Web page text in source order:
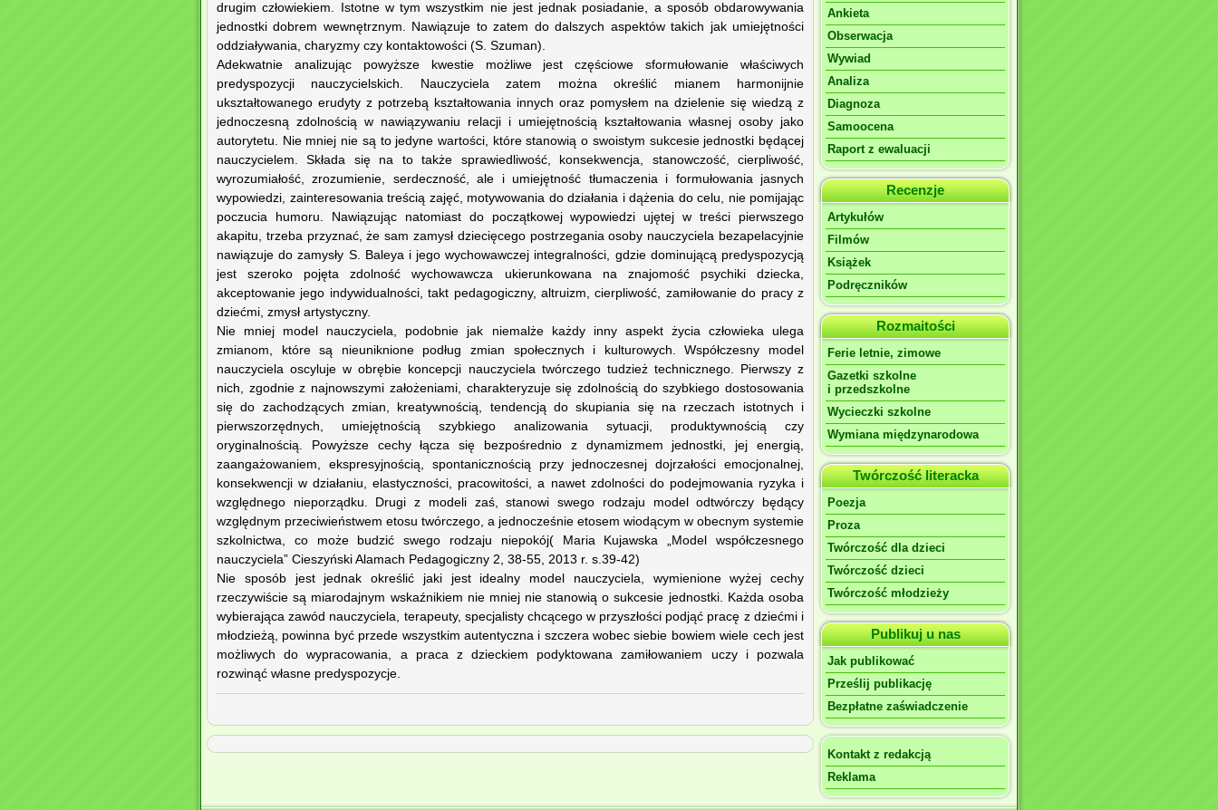
drugim człowiekiem. Istotne w tym wszystkim nie jest jednak posiadanie, a sposób obdarowywania
jednostki dobrem wewnętrznym. Nawiązuje to zatem do dalszych aspektów takich jak umiejętności
oddziaływania, charyzmy czy kontaktowości (S. Szuman).
Adekwatnie analizując powyższe kwestie możliwe jest częściowe sformułowanie właściwych
predyspozycji nauczycielskich. Nauczyciela zatem można określić mianem harmonijnie
ukształtowanego erudyty z potrzebą kształtowania innych oraz pomysłem na dzielenie się wiedzą z
jednoczesną zdolnością w nawiązywaniu relacji i umiejętnością kształtowania własnej osoby jako
autorytetu. Nie mniej nie są to jedyne wartości, które stanowią o swoistym sukcesie jednostki będącej
nauczycielem. Składa się na to także sprawiedliwość, konsekwencja, stanowczość, cierpliwość,
wyrozumiałość, zrozumienie, serdeczność, ale i umiejętność tłumaczenia i formułowania jasnych
wypowiedzi, zainteresowania treścią zajęć, motywowania do działania i dążenia do celu, nie pomijając
poczucia humoru. Nawiązując natomiast do początkowej wypowiedzi ujętej w treści pierwszego
akapitu, trzeba przyznać, że sam zamysł dziecięcego postrzegania osoby nauczyciela bezapelacyjnie
nawiązuje do zamysły S. Baleya i jego wychowawczej integralności, gdzie dominującą predyspozycją
jest szeroko pojęta zdolność wychowawcza ukierunkowana na znajomość psychiki dziecka,
akceptowanie jego indywidualności, takt pedagogiczny, altruizm, cierpliwość, zamiłowanie do pracy z
dziećmi, zmysł artystyczny.
Nie mniej model nauczyciela, podobnie jak niemalże każdy inny aspekt życia człowieka ulega
zmianom, które są nieuniknione podług zmian społecznych i kulturowych. Współczesny model
nauczyciela oscyluje w obrębie koncepcji nauczyciela twórczego tudzież technicznego. Pierwszy z
nich, zgodnie z najnowszymi założeniami, charakteryzuje się zdolnością do szybkiego dostosowania
się do zachodzących zmian, kreatywnością, tendencją do skupiania się na rzeczach istotnych i
pierwszorzędnych, umiejętnością szybkiego analizowania sytuacji, produktywnością czy
oryginalnością. Powyższe cechy łącza się bezpośrednio z dynamizmem jednostki, jej energią,
zaangażowaniem, ekspresyjnością, spontanicznością przy jednoczesnej dojrzałości emocjonalnej,
konsekwencji w działaniu, elastyczności, pracowitości, a nawet zdolności do podejmowania ryzyka i
względnego nieporządku. Drugi z modeli zaś, stanowi swego rodzaju model odtwórczy będący
względnym przeciwieństwem etosu twórczego, a jednocześnie etosem wiodącym w obecnym systemie
szkolnictwa, co może budzić swego rodzaju niepokój( Maria Kujawska „Model współczesnego
nauczyciela” Cieszyński Alamach Pedagogiczny 2, 38-55, 2013 r. s.39-42)
Nie sposób jest jednak określić jaki jest idealny model nauczyciela, wymienione wyżej cechy
rzeczywiście są miarodajnym wskaźnikiem nie mniej nie stanowią o sukcesie jednostki. Każda osoba
wybierająca zawód nauczyciela, terapeuty, specjalisty chcącego w przyszłości podjąć pracę z dziećmi i
młodzieżą, powinna być przede wszystkim autentyczna i szczera wobec siebie bowiem wiele cech jest
możliwych do wypracowania, a praca z dzieckiem podyktowana zamiłowaniem uczy i pozwala
rozwinąć własne predyspozycje.
Ankieta
Obserwacja
Wywiad
Analiza
Diagnoza
Samoocena
Raport z ewaluacji
Recenzje
Artykułów
Filmów
Książek
Podręczników
Rozmaitości
Ferie letnie, zimowe
Gazetki szkolne
i przedszkolne
Wycieczki szkolne
Wymiana międzynarodowa
Twórczość literacka
Poezja
Proza
Twórczość dla dzieci
Twórczość dzieci
Twórczość młodzieży
Publikuj u nas
Jak publikować
Prześlij publikację
Bezpłatne zaświadczenie
Kontakt z redakcją
Reklama